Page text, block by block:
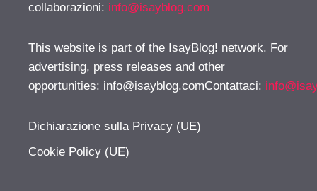
collaborazioni: info@isayblog.com
This website is part of the IsayBlog! network. For
advertising, press releases and other
opportunities: info@isayblog.comContattaci:
Dichiarazione sulla Privacy (UE)
Cookie Policy (UE)